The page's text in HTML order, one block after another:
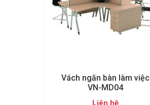
Vách ngăn bàn làm việc
VN-MD04
Liên hệ